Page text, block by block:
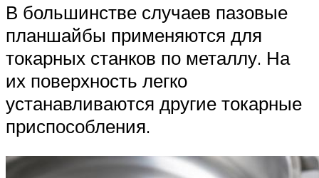
В большинстве случаев пазовые
планшайбы применяются для
токарных станков по металлу. На
их поверхность легко
устанавливаются другие токарные
приспособления.